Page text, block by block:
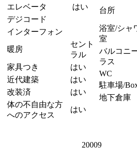
エレベータ
はい
デジコード
インターフォン
暖房
セント
ラル
家具つき
はい
近代建築
はい
改装済
はい
体の不自由な方
へのアクセス
はい
台所
浴室/シャ
室
バルコニ
ラス
WC
駐車場/
地下倉庫
20009